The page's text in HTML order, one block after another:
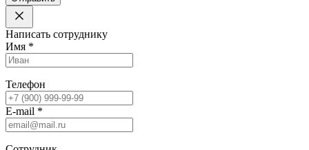
Написать сотруднику
Имя *
Телефон
E-mail *